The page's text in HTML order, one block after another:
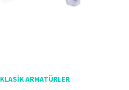
KLASIK ARMATÜRLER